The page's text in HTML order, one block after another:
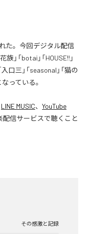
た。今回デジタル配信
」「botai」「HOUSE!!」
入口三」「seasonal」「猫の
っている。
LINE MUSIC、 YouTube
配信サービスで聴くこと
その感激と記録